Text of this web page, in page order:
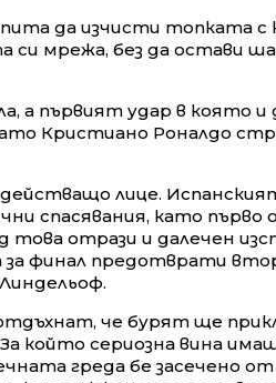
да изчисти топката с
си мрежа, без да остави
а първият удар в която и
Кристиано Роналдо
лице.
спасявания, като първо
това отрази и далечен
за финал предотврати
че бурят ще
който сериозна вина
греда бе засечено от